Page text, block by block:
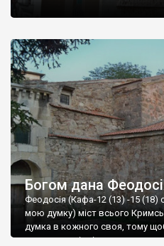
Богом дана
Феодосія (Кафа-12 (13) -15 (18)
мою думку) міст всього
думка в кожного своя, тому
запрошую відвідати це